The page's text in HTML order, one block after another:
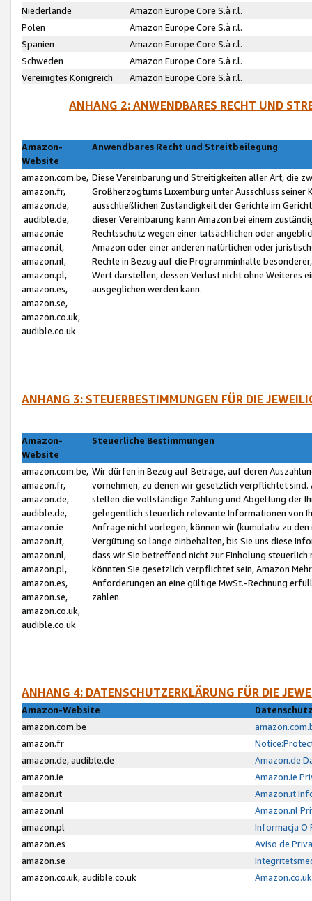
Niederlande
Amazon Europe Core S.à r.l.
Polen
Amazon Europe Core S.à r.l.
Spanien
Amazon Europe Core S.à r.l.
Schweden
Amazon Europe Core S.à r.l.
Vereinigtes Königreich
Amazon Europe Core S.à r.l.
ANHANG 2: ANWENDBARES RECHT UND
Amazon-
Website
Anwendbares Recht und Streitbeilegung
amazon.com.be,
amazon.fr,
amazon.de,
audible.de,
amazon.ie
amazon.it,
amazon.nl,
amazon.pl,
amazon.es,
amazon.se,
amazon.co.uk,
audible.co.uk
Diese Vereinbarung und Streitigkeiten aller Art, die
Großherzogtums Luxemburg unter Ausschluss
ausschließlichen Zuständigkeit der Gerichte im
dieser Vereinbarung kann Amazon bei einem
Rechtsschutz wegen einer tatsächlichen oder
Amazon oder einer anderen natürlichen oder
Rechte in Bezug auf die Programminhalte
Wert darstellen, dessen Verlust nicht ohne Weiteres
ausgeglichen werden kann.
ANHANG 3: STEUERBESTIMMUNGEN FÜR DIE
Amazon-
Website
Steuerliche Bestimmungen
amazon.com.be,
amazon.fr,
amazon.de,
audible.de,
amazon.ie
amazon.it,
amazon.nl,
amazon.pl,
amazon.es,
amazon.se,
amazon.co.uk,
audible.co.uk
Wir dürfen in Bezug auf Beträge, auf deren
vornehmen, zu denen wir gesetzlich verpflichtet
stellen die vollständige Zahlung und Abgeltung der
gelegentlich steuerlich relevante Informationen von
Anfrage nicht vorlegen, können wir (kumulativ zu
Vergütung so lange einbehalten, bis Sie uns diese
dass wir Sie betreffend nicht zur Einholung
könnten Sie gesetzlich verpflichtet sein, Amazon
Anforderungen an eine gültige MwSt.-Rechnung
zahlen.
ANHANG 4: DATENSCHUTZERKLÄRUNG FÜR DIE
Amazon-Website
amazon.com.be
amazon.fr
amazon.de, audible.de
Amazon.de
amazon.ie
Amazon.ie
amazon.it
Amazon.it
amazon.nl
Amazon.nl
amazon.pl
Informacja O
amazon.es
Aviso de
amazon.se
amazon.co.uk, audible.co.uk